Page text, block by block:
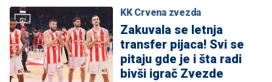
KK Crvena zvezda
Zakuvala se letnja
transfer pijaca! Svi se
pitaju gde je i šta radi
bivši igrač Zvezde